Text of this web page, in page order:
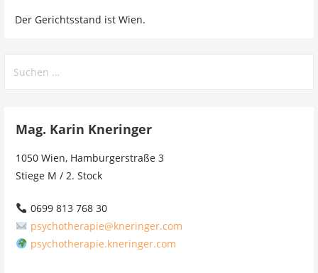
Der Gerichtsstand ist Wien.
nach:
Mag. Karin Kneringer
1050 Wien, Hamburgerstraße 3
Stiege M / 2. Stock
0699 813 768 30
psychotherapie@kneringer.com
psychotherapie.kneringer.com